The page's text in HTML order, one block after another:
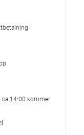
ca 14:00 kommer